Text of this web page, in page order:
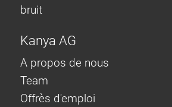
bruit
Kanya AG
A propos de nous
Team
Offrès d'emploi